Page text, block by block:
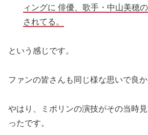
ィングに 俳優、歌手・中山美穂
されてる。
という感じです。
ファンの皆さんも同じ様な思いで良か
やはり、ミポリンの演技がその当時
ったです。